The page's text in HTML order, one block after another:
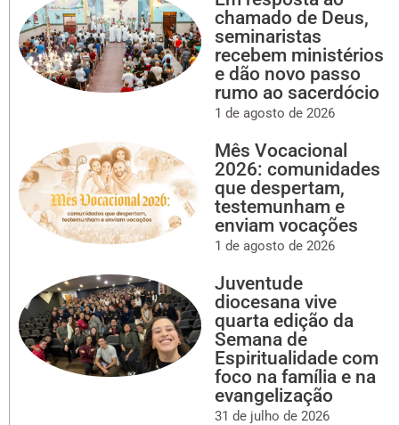
chamado de Deus,
seminaristas
recebem ministérios
e dão novo passo
rumo ao sacerdócio
1 de agosto de 2026
Mês Vocacional
2026: comunidades
que despertam,
testemunham e
enviam vocações
1 de agosto de 2026
Juventude
diocesana vive
quarta edição da
Semana de
Espiritualidade com
foco na família e na
evangelização
31 de julho de 2026